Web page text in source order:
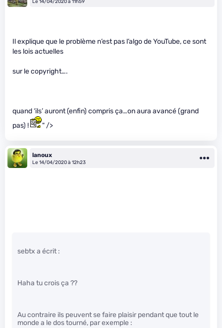
Le 14/04/2020 à 11h59
Il explique que le problème n’est pas l’algo de YouTube, ce sont
les lois actuelles
sur le copyright….
quand ‘ils’ auront (enfin) compris ça…on aura avancé (grand
pas) !
" />
lanoux
Le 14/04/2020 à 12h23
sebtx a écrit :
Haha tu crois ça ??
Au contraire ils peuvent se faire plaisir pendant que tout le
monde a le dos tourné, par exemple :